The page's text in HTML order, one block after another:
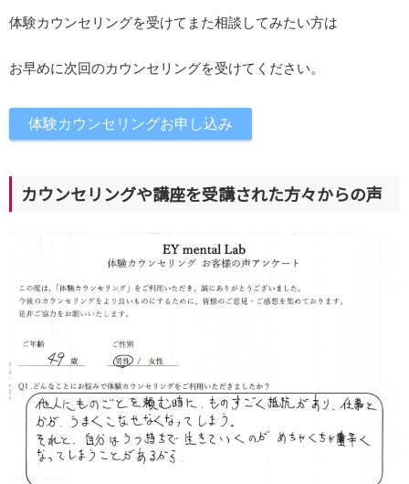
体験カウンセリングを受けてまた相談してみたい方は
お早めに次回のカウンセリングを受けてください。
体験カウンセリングお申し込み
カウンセリングや講座を受講された方々からの声